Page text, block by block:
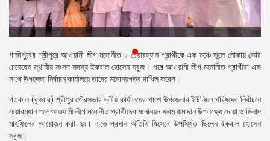
প্রেস
রিলিজ
প্রকাশনা
গ্যালারি
বিএনপি-
জামায়াত
সহিংসতা
গাজীপুরের শ্রীপুরে আওয়ামী লীগ মনোনীত ৮ চেয়ারম্যান প্রার্থীকে এক মঞ্চে তুলে নৌকায় ভোট
চেয়েছেন স্থানীয় সংসদ সদস্য ইকবাল হোসেন সবুজ। পরে আওয়ামী লীগ মনোনীত প্রার্থীরা এক
সাথে উপজেলা নির্বাচন কার্যালয়ে তাদের মনোনয়পত্র দাখিল করেন।
গতকাল (বুধবার) শ্রীপুর পৌরসভার দলীয় কার্যালয়ের পাশে উপজেলার ইউনিয়ন পরিষদের নির্বাচনে
চেয়ারম্যান পদে আওয়ামী লীগ মনোনীত প্রার্থীদের মনোনয়ন ফরম জমাদান উপলক্ষ্যে দোয়া ও মিলাদ
মাহফিলের আয়োজন করা হয়। এতে প্রধান অতিথি হিসেবে উপস্থিত ছিলেন ইকবাল হোসেন
সবুজ।